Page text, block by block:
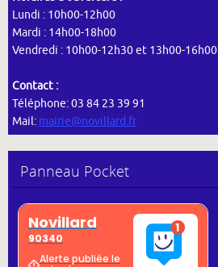
Lundi : 10h00-12h00
Mardi : 14h00-18h00
Vendredi : 10h00-12h30 et 13h00-16h00
Contact :
Téléphone: 03 84 23 39 91
Mail: mairie@novillard.fr
Panneau Pocket